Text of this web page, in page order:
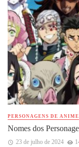
PERSONAGENS DE ANIME
Nomes dos
23 de julho de 2024